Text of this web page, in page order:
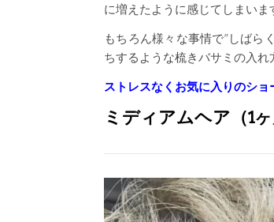
に増えたように感じてしまいま
もちろん様々な事情で”しばら
ちするような梳きバサミの入れ
ストレスなくお気に入りのシ
ミディアムヘア（1ヶ